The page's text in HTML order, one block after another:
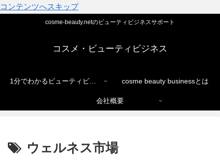
コンテンツへスキップ
cosme-beauty.netのビューティビジネスサポート
コスメ・ビューティビジネス
1分でわかるビューティビジネス cosme beauty businessとは
会社概要
ウェルネス市場